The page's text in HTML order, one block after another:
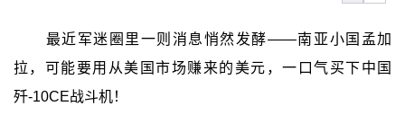
最近军迷圈里一则消息悄然发酵——南亚小国孟加
拉，可能要用从美国市场赚来的美元，一口气买下中国
歼-10CE战斗机！